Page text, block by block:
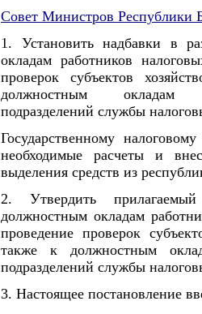
Совет Министров Республики
1. Установить надбавки в
окладам работников
проверок субъектов
должностным окладам
подразделений службы
Государственному
необходимые расчеты и
выделения средств из
2. Утвердить
должностным окладам
проведение проверок
также к должностным
подразделений службы
3. Настоящее постановление